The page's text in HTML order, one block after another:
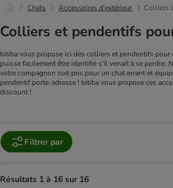
Chats Accessoires d'extérieur Colliers
Colliers et pendentifs
bitiba vous propose ici des colliers et pendentifs pour
puisse facilement être identifié s'il venait à se perdre.
votre compagnon soit pris pour un chat errant et
pendentif porte-adresse ! bitiba vous propose ces
discount !
Filtrer par
Résultats 1 à 16 sur 16